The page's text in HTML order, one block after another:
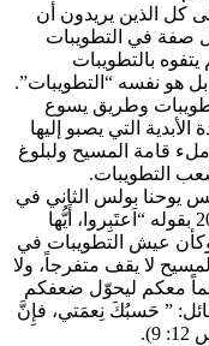
كل الذين يريدون أن
صفة في التطويبات
بالتطويبات
هو نفسه “التطويبات”.
وطريق يسوع
التي يصبو إليها
ملء قامة المسيح ولبلوغ
التطويبات.
يوحنا بولس الثاني في
عظته على جبل التطويبات يوم 24 آذار 2000 بقوله “اَعتَبِروا، أَيُّها
1: 16)، ويبدو وكأن عيش التطويبات في
لا يقف متفرجاً، ولا
معكم ليحوّل ضعفكم
” حَسبُكَ نِعمَتي، فإِنَّ